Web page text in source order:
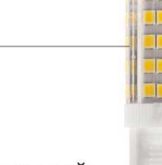
Обмен или